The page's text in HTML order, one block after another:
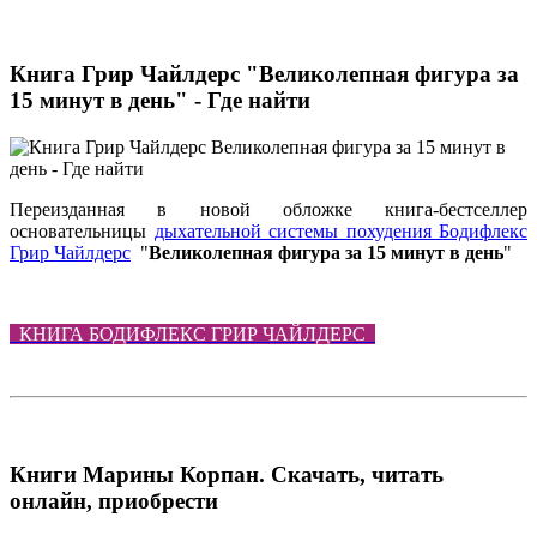
Книга Грир Чайлдерс "Великолепная фигура за
15 минут в день" - Где найти
Переизданная в новой обложке книга-бестселлер
основательницы дыхательной системы похудения Бодифлекс
Грир Чайлдерс "Великолепная фигура за 15 минут в день"
КНИГА БОДИФЛЕКС ГРИР ЧАЙЛДЕРС
Книги Марины Корпан. Скачать, читать
онлайн, приобрести